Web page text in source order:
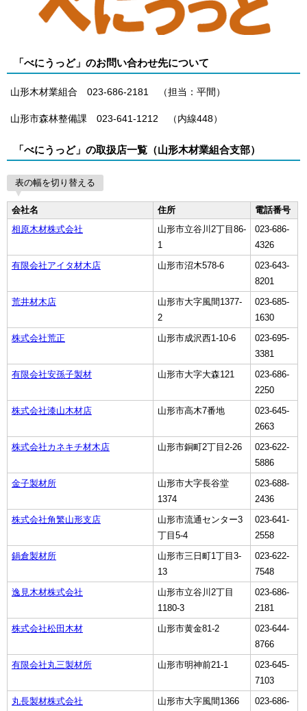
「べにうっど」のお問い合わせ先について
山形木材業組合 023-686-2181 （担当：平間）
山形市森林整備課 023-641-1212 （内線448）
「べにうっど」の取扱店一覧（山形木材業組合支部）
表の幅を切り替える
会社名 住所
電話番号
相原木材株式会社
山形市立谷川2丁目86-
1
023-686-
4326
有限会社アイタ材木店
山形市沼木578-6
023-643-
8201
荒井材木店
山形市大字風間1377-
2
023-685-
1630
株式会社荒正
山形市成沢西1-10-6
023-695-
3381
有限会社安孫子製材
山形市大字大森121
023-686-
2250
株式会社漆山木材店
山形市高木7番地
023-645-
2663
株式会社カネキチ材木店
山形市銅町2丁目2-26
023-622-
5886
金子製材所
山形市大字長谷堂
1374
023-688-
2436
株式会社角繁山形支店
山形市流通センター3
丁目5-4
023-641-
2558
鍋倉製材所
山形市三日町1丁目3-
13
023-622-
7548
逸見木材株式会社
山形市立谷川2丁目
1180-3
023-686-
2181
株式会社松田木材
山形市黄金81-2
023-644-
8766
有限会社丸三製材所
山形市明神前21-1
023-645-
7103
丸長製材株式会社
山形市大字風間1366
023-686-